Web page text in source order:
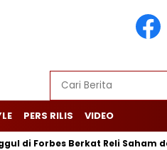
PERS RILIS VIDEO
Berkat Reli Saham dan